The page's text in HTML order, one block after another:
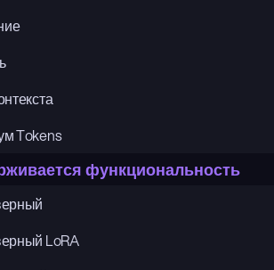
Tokens
функциональность
LoRA